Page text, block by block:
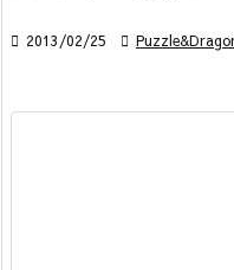
 2013/02/25 